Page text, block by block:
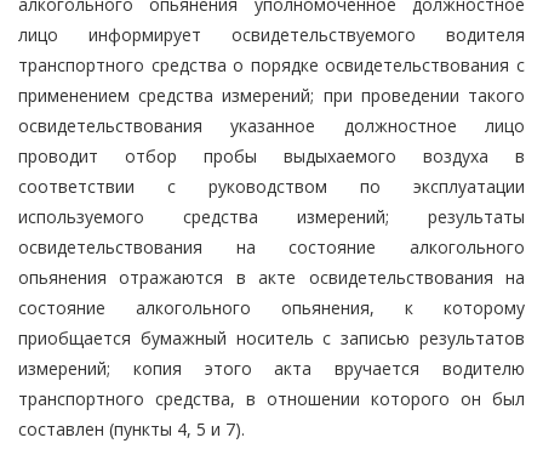
лицо информирует освидетельствуемого водителя
транспортного средства о порядке освидетельствования с
применением средства измерений; при проведении такого
освидетельствования указанное должностное лицо
проводит отбор пробы выдыхаемого воздуха в
соответствии с руководством по эксплуатации
используемого средства измерений; результаты
освидетельствования на состояние алкогольного
опьянения отражаются в акте освидетельствования на
состояние алкогольного опьянения, к которому
приобщается бумажный носитель с записью результатов
измерений; копия этого акта вручается водителю
транспортного средства, в отношении которого он был
составлен (пункты 4, 5 и 7).